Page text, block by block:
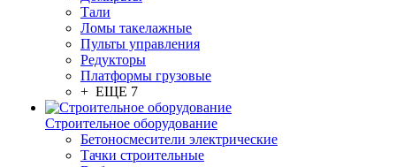
Тали
Ломы такелажные
Пульты управления
Редукторы
Платформы грузовые
+ ЕЩЕ 7
Строительное оборудование
Бетоносмесители электрические
Тачки строительные